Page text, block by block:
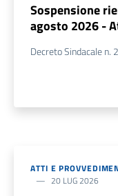
Sospensione
agosto 2026 -
Decreto Sindacale
ATTI E
20 LUG 2026